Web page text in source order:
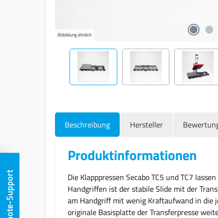
Abbildung ähnlich
Beschreibung Hersteller
Produktinformationen
Die Klapppressen Secabo TC5 und TC7
Handgriffen ist der stabile Slide mit der
am Handgriff mit wenig Kraftaufwand in die
originale Basisplatte der Transferpresse
Remote-Support